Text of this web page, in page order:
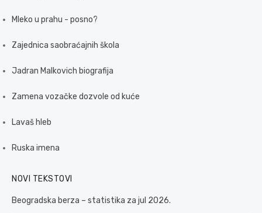
Mleko u prahu - posno?
Zajednica saobraćajnih škola
Jadran Malkovich biografija
Zamena vozačke dozvole od kuće
Lavaš hleb
Ruska imena
NOVI TEKSTOVI
Beogradska berza – statistika za jul 2026.